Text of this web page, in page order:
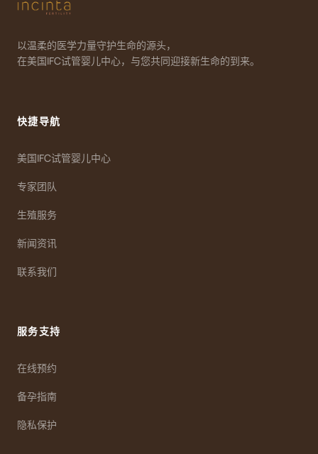
以温柔的医学力量守护生命的源头，
在美国IFC试管婴儿中心，与您共同迎接新生命的到来。
快捷导航
美国IFC试管婴儿中心
专家团队
生殖服务
新闻资讯
联系我们
服务支持
在线预约
备孕指南
隐私保护